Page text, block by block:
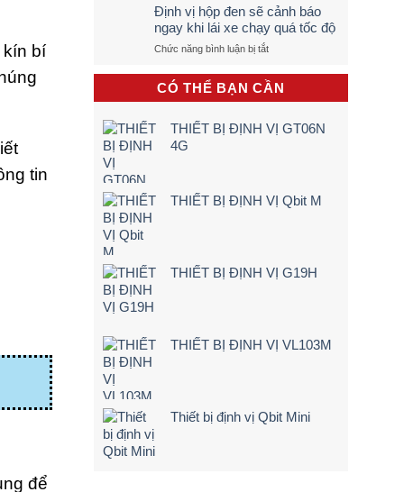
kín bí
tin
để
Tiếp
Chính
Xác
(Quy
Trình
Bước)
Dẫn
Định
Vị
Đạp
Điện,
Máy
Điện
Rẻ
–
Định vị hộp đen sẽ cảnh báo
ngay khi lái xe chạy quá tốc độ
Chức năng bình luận bị tắtở
vị
hộp
đen
cảnh
xe
CÓ THỂ BẠN CẦN
THIẾT BỊ ĐỊNH VỊ GT06N
4G
THIẾT BỊ ĐỊNH VỊ Qbit M
THIẾT BỊ ĐỊNH VỊ G19H
THIẾT BỊ ĐỊNH VỊ VL103M
Thiết bị định vị Qbit Mini